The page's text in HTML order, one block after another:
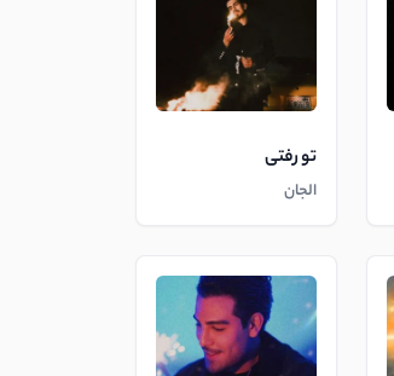
تو رفتی
الجان